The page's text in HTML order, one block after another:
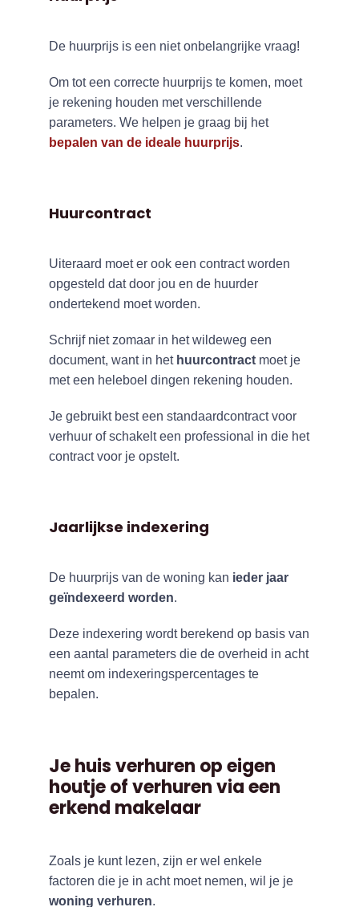
De huurprijs is een niet onbelangrijke vraag!
Om tot een correcte huurprijs te komen, moet
je rekening houden met verschillende
parameters. We helpen je graag bij het
bepalen van de ideale huurprijs.
Huurcontract
Uiteraard moet er ook een contract worden
opgesteld dat door jou en de huurder
ondertekend moet worden.
Schrijf niet zomaar in het wildeweg een
document, want in het huurcontractmoet je
met een heleboel dingen rekening houden.
Je gebruikt best een standaardcontract voor
verhuur of schakelt een professional in die het
contract voor je opstelt.
Jaarlijkse indexering
De huurprijs van de woning kan ieder jaar
geïndexeerd worden.
Deze indexering wordt berekend op basis van
een aantal parameters die de overheid in acht
neemt om indexeringspercentages te
bepalen.
Je huis verhuren op eigen
houtje of verhuren via een
erkend makelaar
Zoals je kunt lezen, zijn er wel enkele
factoren die je in acht moet nemen, wil je je
woning verhuren.